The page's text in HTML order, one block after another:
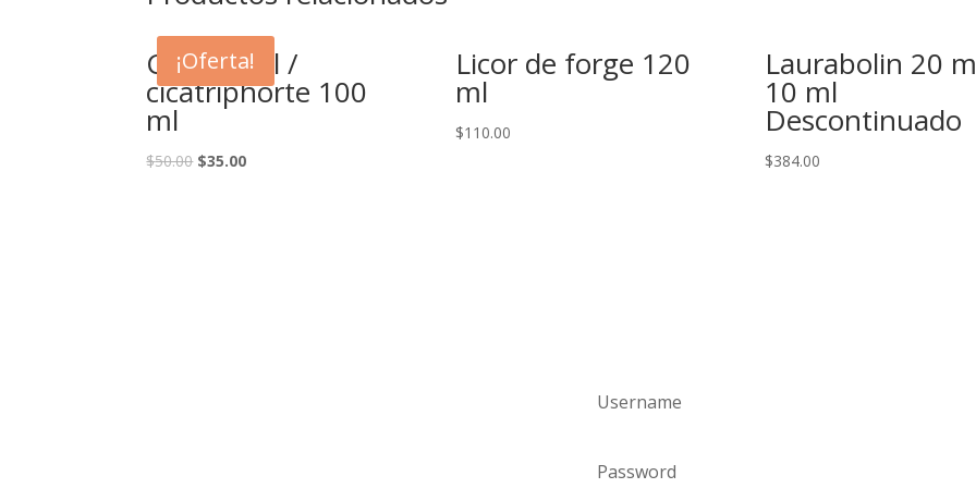
¡Oferta!
Cicatrizool /
cicatriphorte 100
ml
$50.00 $35.00
Licor de forge 120
ml
$110.00
Laurabolin 20
10 ml
Descontinuado
$384.00